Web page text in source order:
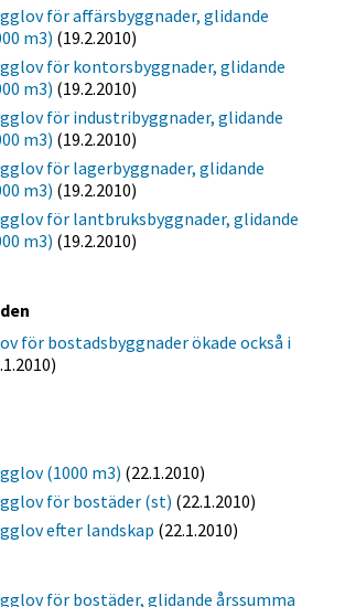
för affärsbyggnader, glidande
m3) (19.2.2010)
för kontorsbyggnader, glidande
m3) (19.2.2010)
för industribyggnader, glidande
m3) (19.2.2010)
för lagerbyggnader, glidande
m3) (19.2.2010)
för lantbruksbyggnader, glidande
m3) (19.2.2010)
för bostadsbyggnader ökade också i
(1000 m3) (22.1.2010)
för bostäder (st) (22.1.2010)
efter landskap (22.1.2010)
för bostäder, glidande årssumma